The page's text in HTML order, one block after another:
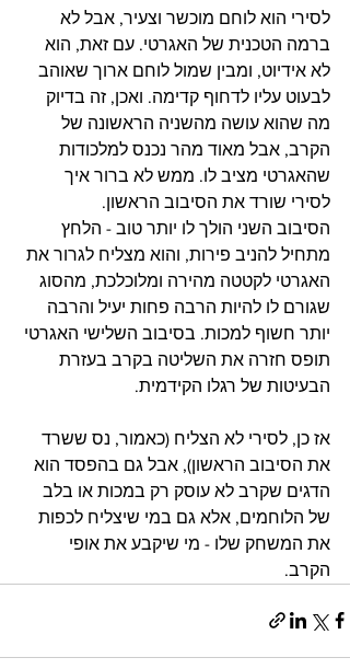
לסירי הוא לוחם מוכשר וצעיר, אבל לא
ברמה הטכנית של האגרטי. עם זאת, הוא
לא אידיוט, ומבין שמול לוחם ארוך שאוהב
לבעוט עליו לדחוף קדימה. ואכן, זה בדיוק
מה שהוא עושה מהשניה הראשונה של
הקרב, אבל מאוד מהר נכנס למלכודות
שהאגרטי מציב לו. ממש לא ברור איך
לסירי שורד את הסיבוב הראשון.
הסיבוב השני הולך לו יותר טוב - הלחץ
מתחיל להניב פירות, והוא מצליח לגרור את
האגרטי לקטטה מהירה ומלוכלכת, מהסוג
שגורם לו להיות הרבה פחות יעיל והרבה
יותר חשוף למכות. בסיבוב השלישי האגרטי
תופס חזרה את השליטה בקרב בעזרת
הבעיטות של רגלו הקידמית.
אז כן, לסירי לא הצליח (כאמור, נס ששרד
את הסיבוב הראשון), אבל גם בהפסד הוא
הדגים שקרב לא עוסק רק במכות או בלב
של הלוחמים, אלא גם במי שיצליח לכפות
את המשחק שלו - מי שיקבע את אופי
הקרב.